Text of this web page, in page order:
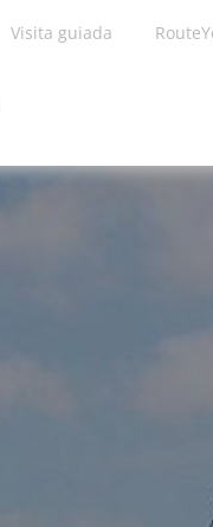
Visita guiada